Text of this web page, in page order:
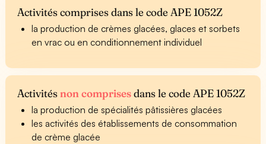
Activités comprises dans le code APE 1052Z
la production de crèmes glacées, glaces et sorbets
en vrac ou en conditionnement individuel
Activitésnon comprisesdans le code APE 1052Z
la production de spécialités pâtissières glacées
les activités des établissements de consommation
de crème glacée